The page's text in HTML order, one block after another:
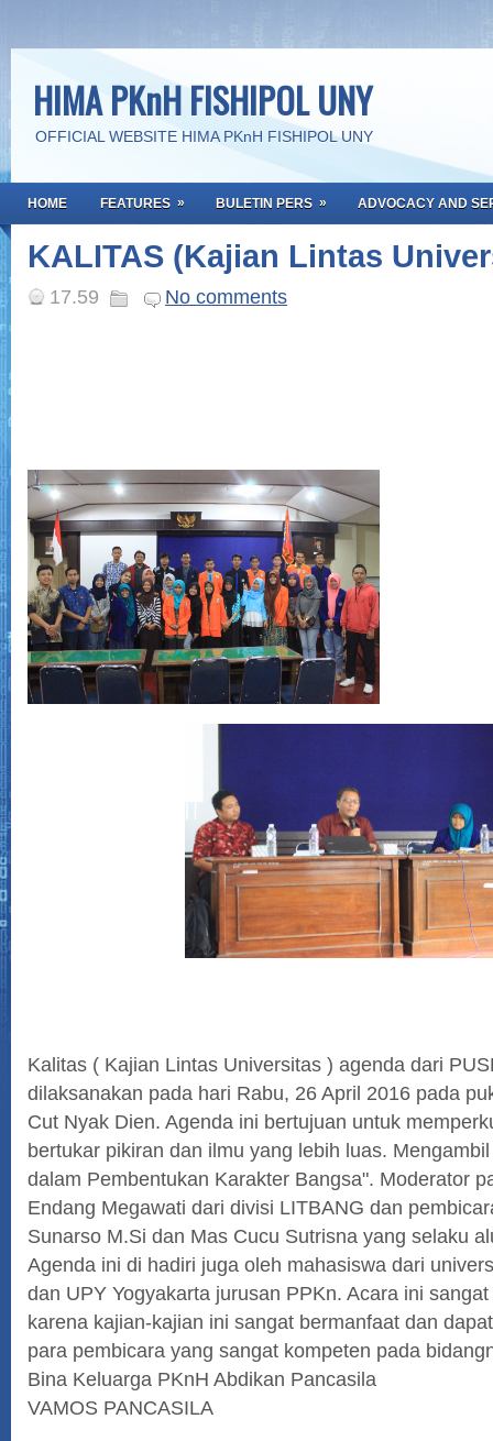
HIMA PKnH FISHIPOL UNY
OFFICIAL WEBSITE HIMA PKnH FISHIPOL UNY
HOME FEATURES » BULETIN PERS » ADVOCACY AND
KALITAS (Kajian Lintas
17.59 No comments
Kalitas ( Kajian Lintas Universitas ) agenda dari
dilaksanakan pada hari Rabu, 26 April 2016 pada
Cut Nyak Dien. Agenda ini bertujuan untuk
bertukar pikiran dan ilmu yang lebih luas.
dalam Pembentukan Karakter Bangsa". Moderator
Endang Megawati dari divisi LITBANG dan
Sunarso M.Si dan Mas Cucu Sutrisna yang selaku
Agenda ini di hadiri juga oleh mahasiswa dari
dan UPY Yogyakarta jurusan PPKn. Acara ini
karena kajian-kajian ini sangat bermanfaat dan
para pembicara yang sangat kompeten pada
Bina Keluarga PKnH Abdikan Pancasila
VAMOS PANCASILA